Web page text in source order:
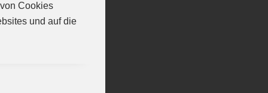
Cookies
und auf die